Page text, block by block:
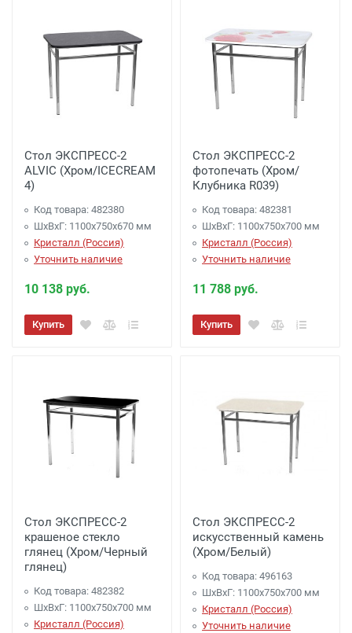
рублей)
Стол ЭКСПРЕСС-2
ALVIC (Хром/ICECREAM
4)
Код товара: 482380
ШхВхГ: 1100х750х670 мм
Кристалл (Россия)
Уточнить наличие
10 138 руб.
Купить
Стол ЭКСПРЕСС-2
фотопечать (Хром/
Клубника R039)
Код товара: 482381
ШхВхГ: 1100х750х700 мм
Кристалл (Россия)
Уточнить наличие
11 788 руб.
Купить
Стол ЭКСПРЕСС-2
крашеное стекло
глянец (Хром/Черный
глянец)
Код товара: 482382
ШхВхГ: 1100х750х700 мм
Кристалл (Россия)
Стол ЭКСПРЕСС-2
искусственный камень
(Хром/Белый)
Код товара: 496163
ШхВхГ: 1100х750х700 мм
Кристалл (Россия)
Уточнить наличие